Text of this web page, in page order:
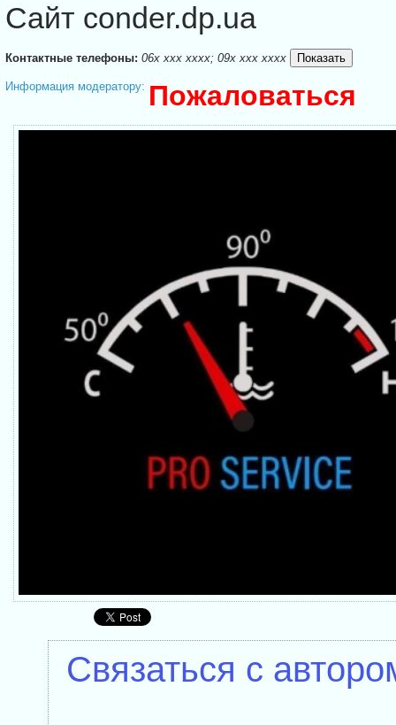
Сайт conder.dp.ua
Контактные телефоны: 06x xxx xxxx; 09x xxx xxxx
Информация модератору: Пожаловаться
Связаться с